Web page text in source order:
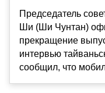
Председатель
Ши (Ши Чунтан)
прекращение
интервью
сообщил, что